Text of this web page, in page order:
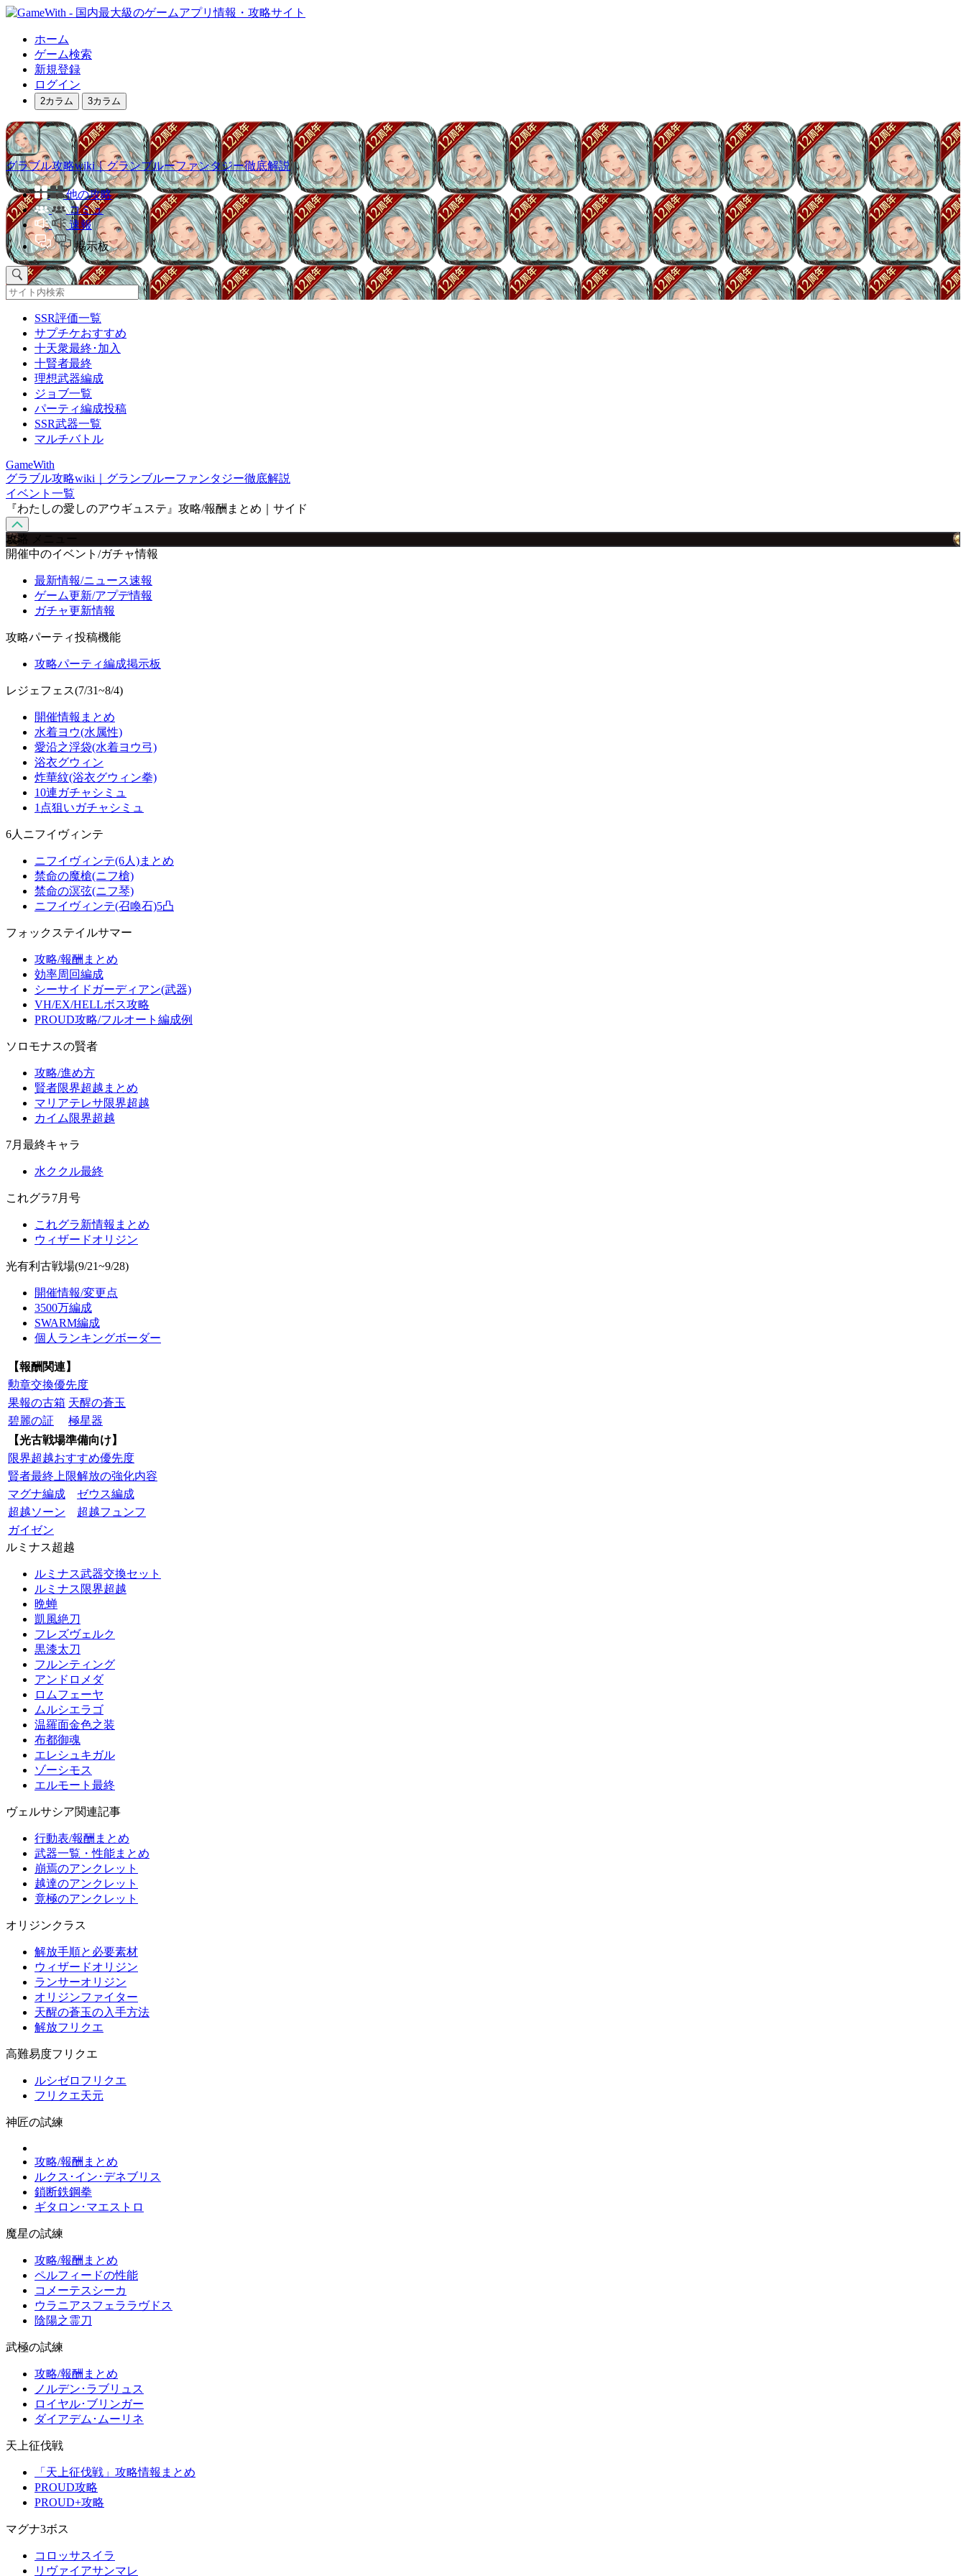
ホーム
ゲーム検索
新規登録
ログイン
2カラム 3カラム
グラブル攻略wiki｜グランブルーファンタジー徹底解説
他の攻略
コミュ
速報
掲示板
SSR評価一覧
サプチケおすすめ
十天衆最終･加入
十賢者最終
理想武器編成
ジョブ一覧
パーティ編成投稿
SSR武器一覧
マルチバトル
GameWith
グラブル攻略wiki｜グランブルーファンタジー徹底解説
イベント一覧
『わたしの愛しのアウギュステ』攻略/報酬まとめ｜サイド
攻略 メニュー
開催中のイベント/ガチャ情報
最新情報/ニュース速報
ゲーム更新/アプデ情報
ガチャ更新情報
攻略パーティ投稿機能
攻略パーティ編成掲示板
レジェフェス(7/31~8/4)
開催情報まとめ
水着ヨウ(水属性)
愛沿之浮袋(水着ヨウ弓)
浴衣グウィン
炸華紋(浴衣グウィン拳)
10連ガチャシミュ
1点狙いガチャシミュ
6人ニフイヴィンテ
ニフイヴィンテ(6人)まとめ
禁命の魔槍(ニフ槍)
禁命の溟弦(ニフ琴)
ニフイヴィンテ(召喚石)5凸
フォックステイルサマー
攻略/報酬まとめ
効率周回編成
シーサイドガーディアン(武器)
VH/EX/HELLボス攻略
PROUD攻略/フルオート編成例
ソロモナスの賢者
攻略/進め方
賢者限界超越まとめ
マリアテレサ限界超越
カイム限界超越
7月最終キャラ
水ククル最終
これグラ7月号
これグラ新情報まとめ
ウィザードオリジン
光有利古戦場(9/21~9/28)
開催情報/変更点
3500万編成
SWARM編成
個人ランキングボーダー
【報酬関連】
勲章交換優先度
果報の古箱 天醒の蒼玉
碧麗の証
極星器
【光古戦場準備向け】
限界超越おすすめ優先度
賢者最終上限解放の強化内容
マグナ編成
ゼウス編成
超越ソーン
超越フュンフ
ガイゼン
ルミナス超越
ルミナス武器交換セット
ルミナス限界超越
晩蝉
凱風絶刀
フレズヴェルク
黒漆太刀
フルンティング
アンドロメダ
ロムフェーヤ
ムルシエラゴ
温羅面金色之装
布都御魂
エレシュキガル
ゾーシモス
エルモート最終
ヴェルサシア関連記事
行動表/報酬まとめ
武器一覧・性能まとめ
崩焉のアンクレット
越達のアンクレット
竟極のアンクレット
オリジンクラス
解放手順と必要素材
ウィザードオリジン
ランサーオリジン
オリジンファイター
天醒の蒼玉の入手方法
解放フリクエ
高難易度フリクエ
ルシゼロフリクエ
フリクエ天元
神匠の試練
攻略/報酬まとめ
ルクス･イン･デネブリス
鎖断鉄鋼拳
ギタロン･マエストロ
魔星の試練
攻略/報酬まとめ
ペルフィードの性能
コメーテスシーカ
ウラニアスフェララヴドス
陰陽之霊刀
武極の試練
攻略/報酬まとめ
ノルデン･ラブリュス
ロイヤル･ブリンガー
ダイアデム･ムーリネ
天上征伐戦
「天上征伐戦」攻略情報まとめ
PROUD攻略
PROUD+攻略
マグナ3ボス
コロッサスイラ
リヴァイアサンマレ